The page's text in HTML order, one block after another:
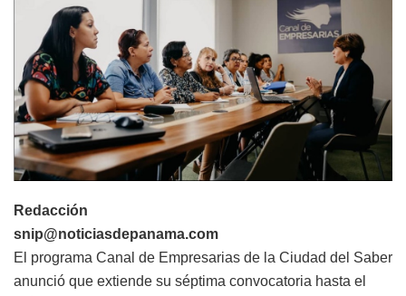
Redacción
snip@noticiasdepanama.com
El programa Canal de Empresarias de la Ciudad del Saber
anunció que extiende su séptima convocatoria hasta el